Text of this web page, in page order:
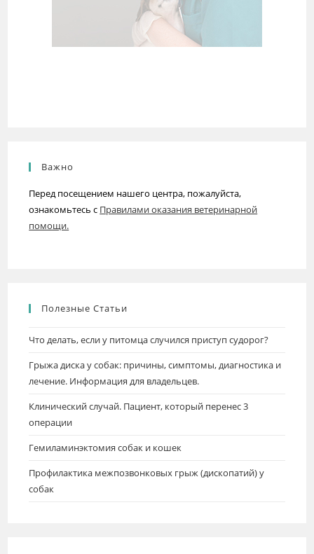
Важно
Перед посещением нашего центра, пожалуйста,
ознакомьтесь с Правилами оказания ветеринарной
помощи.
Полезные Статьи
Что делать, если у питомца случился приступ судорог?
Грыжа диска у собак: причины, симптомы, диагностика и
лечение. Информация для владельцев.
Клинический случай. Пациент, который перенес 3
операции
Гемиламинэктомия собак и кошек
Профилактика межпозвонковых грыж (дископатий) у
собак